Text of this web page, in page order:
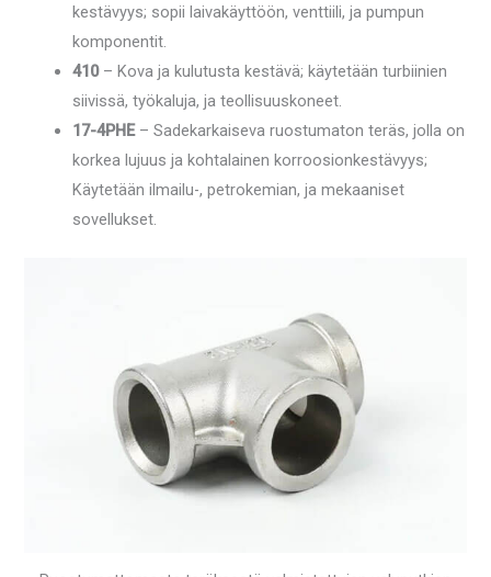
kestävyys; sopii laivakäyttöön, venttiili, ja pumpun
komponentit.
410– Kova ja kulutusta kestävä; käytetään turbiinien
siivissä, työkaluja, ja teollisuuskoneet.
17-4PHE– Sadekarkaiseva ruostumaton teräs, jolla on
korkea lujuus ja kohtalainen korroosionkestävyys;
Käytetään ilmailu-, petrokemian, ja mekaaniset
sovellukset.